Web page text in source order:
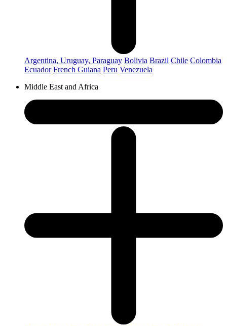
Argentina, Uruguay, Paraguay Bolivia Brazil Chile Colombia
Ecuador French Guiana Peru Venezuela
Middle East and Africa